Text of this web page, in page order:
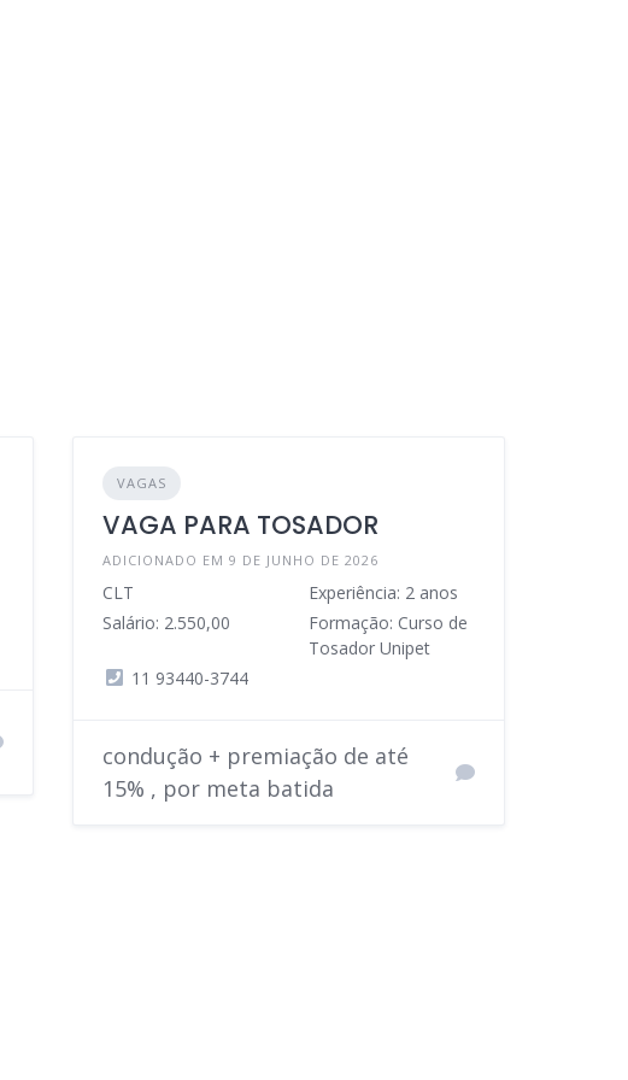
VAGAS
VAGA PARA TOSADOR
ADICIONADO EM 9 DE JUNHO DE 2026
CLT
Experiência: 2 anos
Salário: 2.550,00
Formação: Curso de
Tosador Unipet
11 93440-3744
condução + premiação de até
15% , por meta batida